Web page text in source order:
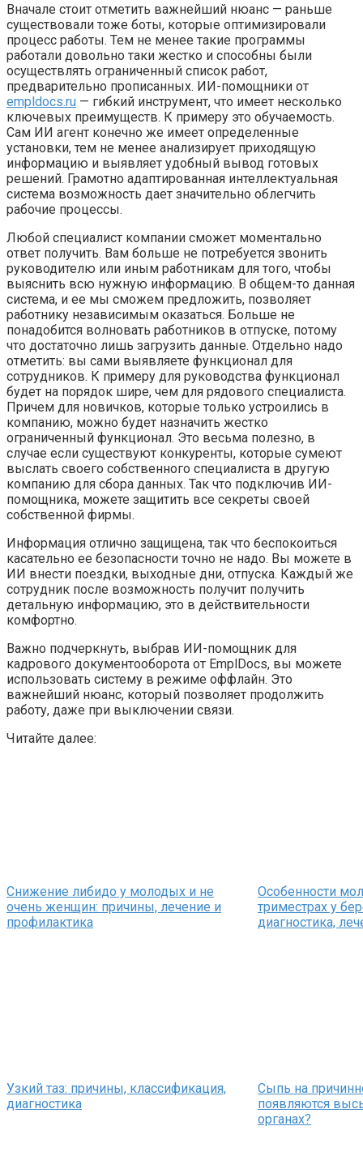
Вначале стоит отметить важнейший нюанс — раньше
существовали тоже боты, которые оптимизировали
процесс работы. Тем не менее такие программы
работали довольно таки жестко и способны были
осуществлять ограниченный список работ,
предварительно прописанных. ИИ-помощники от
empldocs.ru — гибкий инструмент, что имеет несколько
ключевых преимуществ. К примеру это обучаемость.
Сам ИИ агент конечно же имеет определенные
установки, тем не менее анализирует приходящую
информацию и выявляет удобный вывод готовых
решений. Грамотно адаптированная интеллектуальная
система возможность дает значительно облегчить
рабочие процессы.
Любой специалист компании сможет моментально
ответ получить. Вам больше не потребуется звонить
руководителю или иным работникам для того, чтобы
выяснить всю нужную информацию. В общем-то данная
система, и ее мы сможем предложить, позволяет
работнику независимым оказаться. Больше не
понадобится волновать работников в отпуске, потому
что достаточно лишь загрузить данные. Отдельно надо
отметить: вы сами выявляете функционал для
сотрудников. К примеру для руководства функционал
будет на порядок шире, чем для рядового специалиста.
Причем для новичков, которые только устроились в
компанию, можно будет назначить жестко
ограниченный функционал. Это весьма полезно, в
случае если существуют конкуренты, которые сумеют
выслать своего собственного специалиста в другую
компанию для сбора данных. Так что подключив ИИ-
помощника, можете защитить все секреты своей
собственной фирмы.
Информация отлично защищена, так что беспокоиться
касательно ее безопасности точно не надо. Вы можете в
ИИ внести поездки, выходные дни, отпуска. Каждый же
сотрудник после возможность получит получить
детальную информацию, это в действительности
комфортно.
Важно подчеркнуть, выбрав ИИ-помощник для
кадрового документооборота от EmplDocs, вы можете
использовать систему в режиме оффлайн. Это
важнейший нюанс, который позволяет продолжить
работу, даже при выключении связи.
Читайте далее:
Снижение либидо у молодых и не
очень женщин: причины, лечение и
профилактика
Особенности
триместрах у
диагностика,
Узкий таз: причины, классификация,
диагностика
Сыпь на
появляются
органах?